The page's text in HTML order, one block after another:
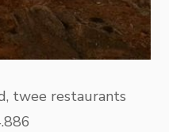
twee restaurants